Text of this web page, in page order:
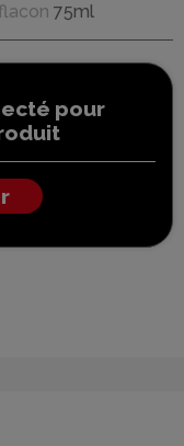
75ml
pour